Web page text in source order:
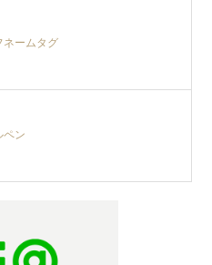
ネームタグ
ペン